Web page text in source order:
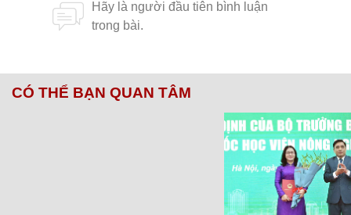
CÓ THỂ BẠN QUAN TÂM